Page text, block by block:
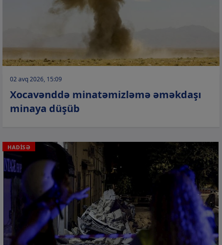
02 avq 2026, 15:09
Xocavənddə minatəmizləmə əməkdaşı
minaya düşüb
HADİSƏ